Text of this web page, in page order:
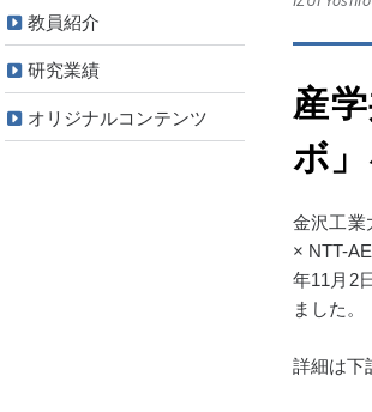
教員紹介
研究業績
オリジナルコンテンツ
産
ボ
金沢工業
× NTT-
年11月2
ました。
詳細は下